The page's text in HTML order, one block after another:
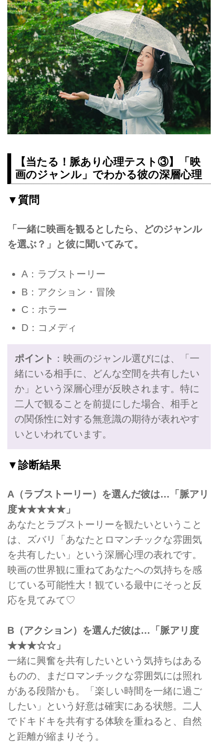
【当たる！脈あり心理テスト③】「映
画のジャンル」でわかる彼の深層心理
▼質問
「一緒に映画を観るとしたら、どのジャンル
を選ぶ？」と彼に聞いてみて。
A：ラブストーリー
B：アクション・冒険
C：ホラー
D：コメディ
ポイント ：映画のジャンル選びには、「一
緒にいる相手に、どんな空間を共有したい
か」という深層心理が反映されます。特に
二人で観ることを前提にした場合、相手と
の関係性に対する無意識の期待が表れやす
いといわれています。
▼診断結果
A（ラブストーリー）を選んだ彼は…「脈アリ
度★★★★★」
あなたとラブストーリーを観たいということ
は、ズバリ「あなたとロマンチックな雰囲気
を共有したい」という深層心理の表れです。
映画の世界観に重ねてあなたへの気持ちを感
じている可能性大！観ている最中にそっと反
応を見てみて♡
B（アクション）を選んだ彼は…「脈アリ度
★★★☆☆」
一緒に興奮を共有したいという気持ちはある
ものの、まだロマンチックな雰囲気には照れ
がある段階かも。「楽しい時間を一緒に過ご
したい」という好意は確実にある状態。二人
でドキドキを共有する体験を重ねると、自然
と距離が縮まりそう。